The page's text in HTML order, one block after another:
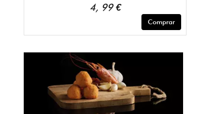
4, 99 €
Comprar